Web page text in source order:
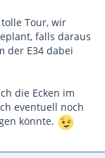
Tour, wir
falls daraus
der E34 dabei
die Ecken im
eventuell noch
könnte.